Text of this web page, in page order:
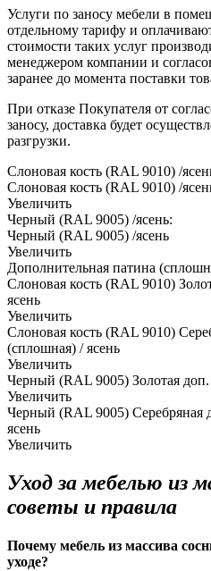
Услуги по заносу мебели в
отдельному тарифу и
стоимости таких услуг
менеджером компании и
заранее до момента поставки
При отказе Покупателя от
заносу, доставка будет
разгрузки.
Слоновая кость (RAL 9010) /
Слоновая кость (RAL 9010) /
Увеличить
Черный (RAL 9005) /ясень:
Черный (RAL 9005) /ясень
Увеличить
Дополнительная патина
Слоновая кость (RAL 9010)
ясень
Увеличить
Слоновая кость (RAL 9010)
(сплошная) / ясень
Увеличить
Черный (RAL 9005) Золотая
Увеличить
Черный (RAL 9005) Серебряная
ясень
Увеличить
Уход за мебелью из
советы и правила
Почему мебель из массива
уходе?